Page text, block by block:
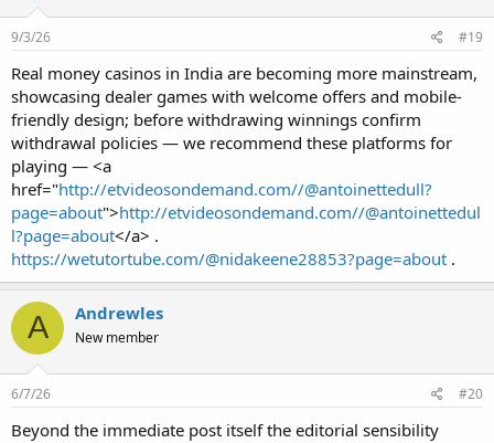
9/3/26 #19
Real money casinos in India are becoming more mainstream,
showcasing dealer games with welcome offers and mobile-
friendly design; before withdrawing winnings confirm
withdrawal policies — we recommend these platforms for
playing — <a
href="http://etvideosondemand.com//@antoinettedull?
page=about">http://etvideosondemand.com//@antoinettedul
l?page=about</a> .
https://wetutortube.com/@nidakeene28853?page=about .
A Andrewles
New member
6/7/26 #20
Beyond the immediate post itself the editorial sensibility